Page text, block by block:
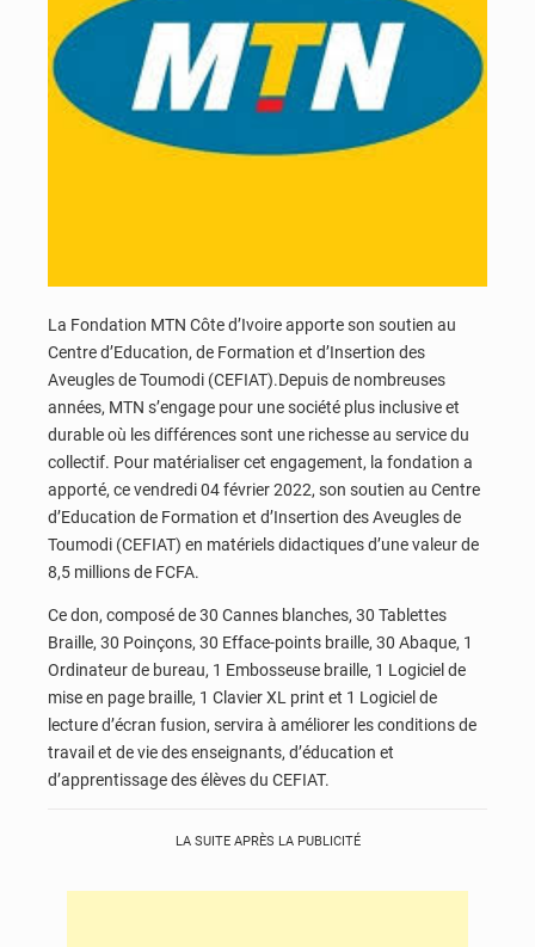
La Fondation MTN Côte d’Ivoire apporte son soutien au
Centre d’Education, de Formation et d’Insertion des
Aveugles de Toumodi (CEFIAT).Depuis de nombreuses
années, MTN s’engage pour une société plus inclusive et
durable où les différences sont une richesse au service du
collectif. Pour matérialiser cet engagement, la fondation a
apporté, ce vendredi 04 février 2022, son soutien au Centre
d’Education de Formation et d’Insertion des Aveugles de
Toumodi (CEFIAT) en matériels didactiques d’une valeur de
8,5 millions de FCFA.
Ce don, composé de 30 Cannes blanches, 30 Tablettes
Braille, 30 Poinçons, 30 Efface-points braille, 30 Abaque, 1
Ordinateur de bureau, 1 Embosseuse braille, 1 Logiciel de
mise en page braille, 1 Clavier XL print et 1 Logiciel de
lecture d’écran fusion, servira à améliorer les conditions de
travail et de vie des enseignants, d’éducation et
d’apprentissage des élèves du CEFIAT.
LA SUITE APRÈS LA PUBLICITÉ